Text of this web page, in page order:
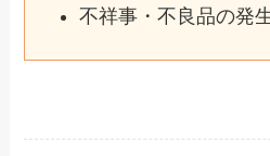
不祥事・不良品の発